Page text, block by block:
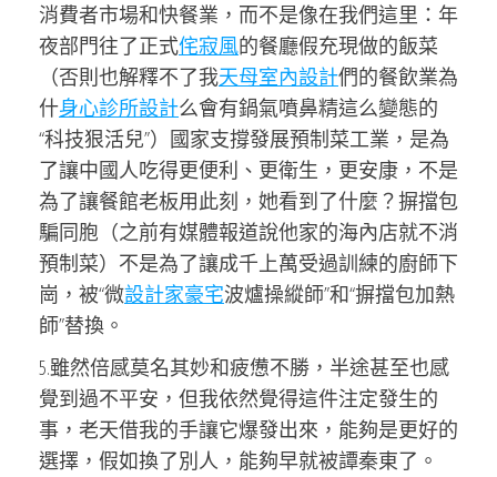
消費者市場和快餐業，而不是像在我們這里：年
夜部門往了正式侘寂風的餐廳假充現做的飯菜
（否則也解釋不了我天母室內設計們的餐飲業為
什身心診所設計么會有鍋氣噴鼻精這么變態的
“科技狠活兒”）國家支撐發展預制菜工業，是為
了讓中國人吃得更便利、更衛生，更安康，不是
為了讓餐館老板用此刻，她看到了什麼？摒擋包
騙同胞（之前有媒體報道說他家的海內店就不消
預制菜）不是為了讓成千上萬受過訓練的廚師下
崗，被“微設計家豪宅波爐操縱師”和“摒擋包加熱
師”替換。
5.雖然倍感莫名其妙和疲憊不勝，半途甚至也感
覺到過不平安，但我依然覺得這件注定發生的
事，老天借我的手讓它爆發出來，能夠是更好的
選擇，假如換了別人，能夠早就被譚秦東了。